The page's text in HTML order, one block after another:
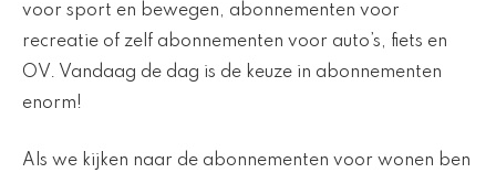
voor sport en bewegen, abonnementen voor
recreatie of zelf abonnementen voor auto’s, fiets en
OV. Vandaag de dag is de keuze in abonnementen
enorm!
Als we kijken naar de abonnementen voor wonen ben